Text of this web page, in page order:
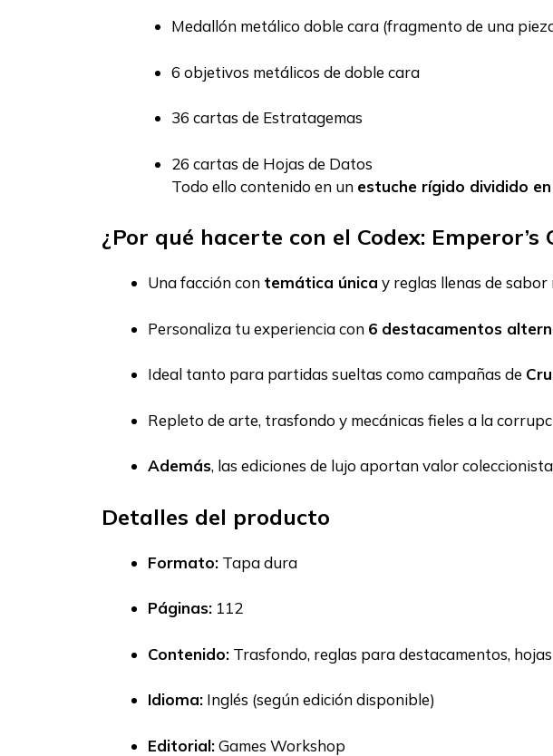
Medallón metálico doble cara (fragmento de una
6 objetivos metálicos de doble cara
36 cartas de Estratagemas
26 cartas de Hojas de Datos
Todo ello contenido en un estuche rígido dividido
¿Por qué hacerte con el Codex: Emperor’s
Una facción con temática única y reglas llenas de
Personaliza tu experiencia con 6 destacamentos
Ideal tanto para partidas sueltas como campañas de
Repleto de arte, trasfondo y mecánicas fieles a la
Además, las ediciones de lujo aportan valor
Detalles del producto
Formato: Tapa dura
Páginas: 112
Contenido: Trasfondo, reglas para destacamentos,
Idioma: Inglés (según edición disponible)
Editorial:Games Workshop